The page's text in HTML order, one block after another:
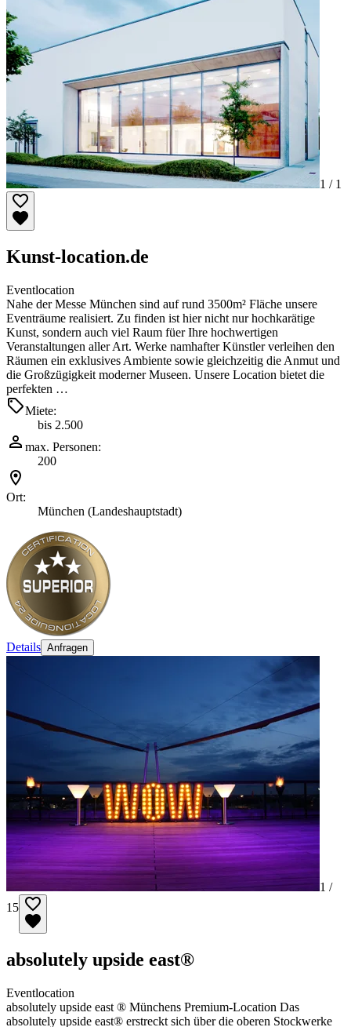
1 / 1
Kunst-location.de
Eventlocation
Nahe der Messe München sind auf rund 3500m² Fläche unsere
Eventräume realisiert. Zu finden ist hier nicht nur hochkarätige
Kunst, sondern auch viel Raum füer Ihre hochwertigen
Veranstaltungen aller Art. Werke namhafter Künstler verleihen den
Räumen ein exklusives Ambiente sowie gleichzeitig die Anmut und
die Großzügigkeit moderner Museen. Unsere Location bietet die
perfekten …
Miete:
bis 2.500
max. Personen:
200
Ort:
München (Landeshauptstadt)
Details Anfragen
1 /
15
absolutely upside east®
Eventlocation
absolutely upside east ® Münchens Premium-Location Das
absolutely upside east® erstreckt sich über die oberen Stockwerke